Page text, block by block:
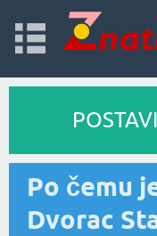
Po čemu
Dvorac